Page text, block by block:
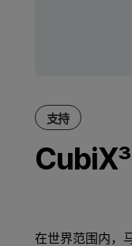
支持
在世界范围内，